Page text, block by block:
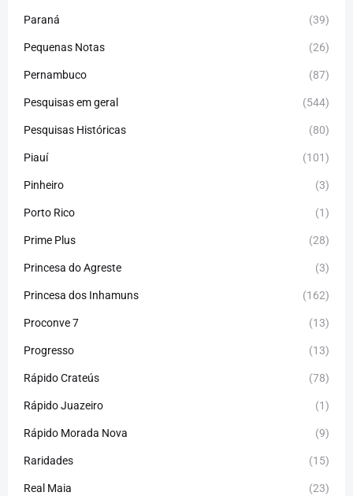
Paraná (39)
Pequenas Notas (26)
Pernambuco (87)
Pesquisas em geral (544)
Pesquisas Históricas (80)
Piauí (101)
Pinheiro (3)
Porto Rico (1)
Prime Plus (28)
Princesa do Agreste (3)
Princesa dos Inhamuns (162)
Proconve 7 (13)
Progresso (13)
Rápido Crateús (78)
Rápido Juazeiro (1)
Rápido Morada Nova (9)
Raridades (15)
Real Maia (23)